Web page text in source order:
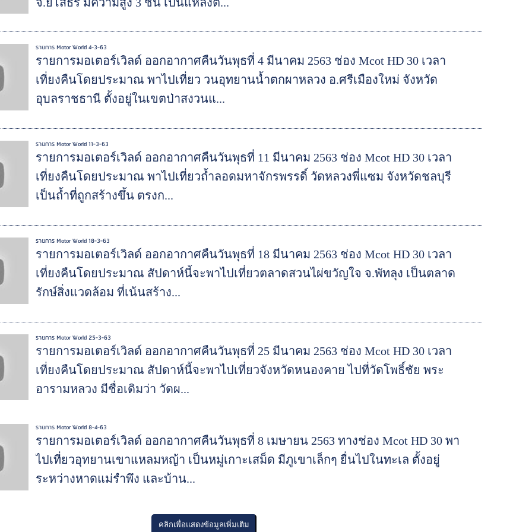
รายการ Motor World 4-3-63
รายการมอเตอร์เวิลด์ ออกอากาศคืนวันพุธที่ 4 มีนาคม 2563 ช่อง Mcot HD 30 เวลา
เที่ยงคืนโดยประมาณ พาไปเที่ยว วนอุทยานน้ำตกผาหลวง อ.ศรีเมืองใหม่ จังหวัด
อุบลราชธานี ตั้งอยู่ในเขตป่าสงวนแ...
รายการ Motor World 11-3-63
รายการมอเตอร์เวิลด์ ออกอากาศคืนวันพุธที่ 11 มีนาคม 2563 ช่อง Mcot HD 30 เวลา
เที่ยงคืนโดยประมาณ พาไปเที่ยวถ้ำลอดมหาจักรพรรดิ์ วัดหลวงพี่แซม จังหวัดชลบุรี
เป็นถ้ำที่ถูกสร้างขึ้น ตรงก...
รายการ Motor World 18-3-63
รายการมอเตอร์เวิลด์ ออกอากาศคืนวันพุธที่ 18 มีนาคม 2563 ช่อง Mcot HD 30 เวลา
เที่ยงคืนโดยประมาณ สัปดาห์นี้จะพาไปเที่ยวตลาดสวนไผ่ขวัญใจ จ.พัทลุง เป็นตลาด
รักษ์สิ่งแวดล้อม ที่เน้นสร้าง...
รายการ Motor World 25-3-63
รายการมอเตอร์เวิลด์ ออกอากาศคืนวันพุธที่ 25 มีนาคม 2563 ช่อง Mcot HD 30 เวลา
เที่ยงคืนโดยประมาณ สัปดาห์นี้จะพาไปเที่ยวจังหวัดหนองคาย ไปที่วัดโพธิ์ชัย พระ
อารามหลวง มีชื่อเดิมว่า วัดผ...
รายการ Motor World 8-4-63
รายการมอเตอร์เวิลด์ ออกอากาศคืนวันพุธที่ 8 เมษายน 2563 ทางช่อง Mcot HD 30 พา
ไปเที่ยวอุทยานเขาแหลมหญ้า เป็นหมู่เกาะเสม็ด มีภูเขาเล็กๆ ยื่นไปในทะเล ตั้งอยู่
ระหว่างหาดแม่รำพึง และบ้าน...